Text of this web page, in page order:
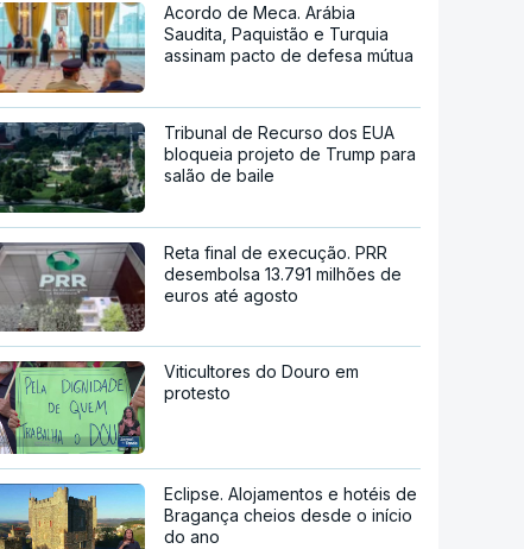
Acordo de Meca. Arábia
Saudita, Paquistão e Turquia
assinam pacto de defesa mútua
Tribunal de Recurso dos EUA
bloqueia projeto de Trump para
salão de baile
Reta final de execução. PRR
desembolsa 13.791 milhões de
euros até agosto
Viticultores do Douro em
protesto
Eclipse. Alojamentos e hotéis de
Bragança cheios desde o início
do ano